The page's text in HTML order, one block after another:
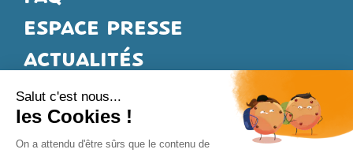
ESPACE PRESSE
ACTUALITÉS